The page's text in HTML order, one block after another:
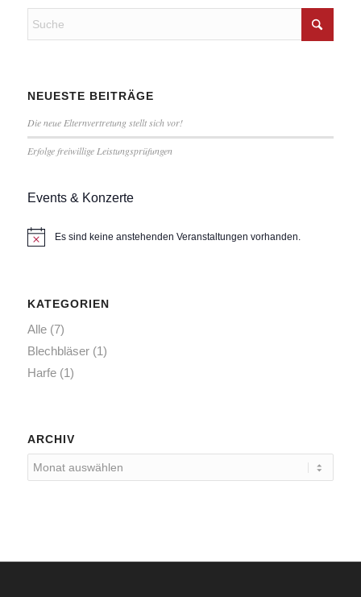
NEUESTE BEITRÄGE
Die neue Elternvertretung stellt sich vor!
Erfolge freiwillige Leistungsprüfungen
Events & Konzerte
HinweisEs sind keine anstehenden Veranstaltungen vorhanden.
KATEGORIEN
Alle(7)
Blechbläser(1)
Harfe(1)
ARCHIV